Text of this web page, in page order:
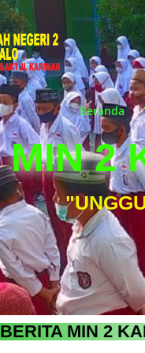
Beranda
MIN 2
BERITA MIN 2